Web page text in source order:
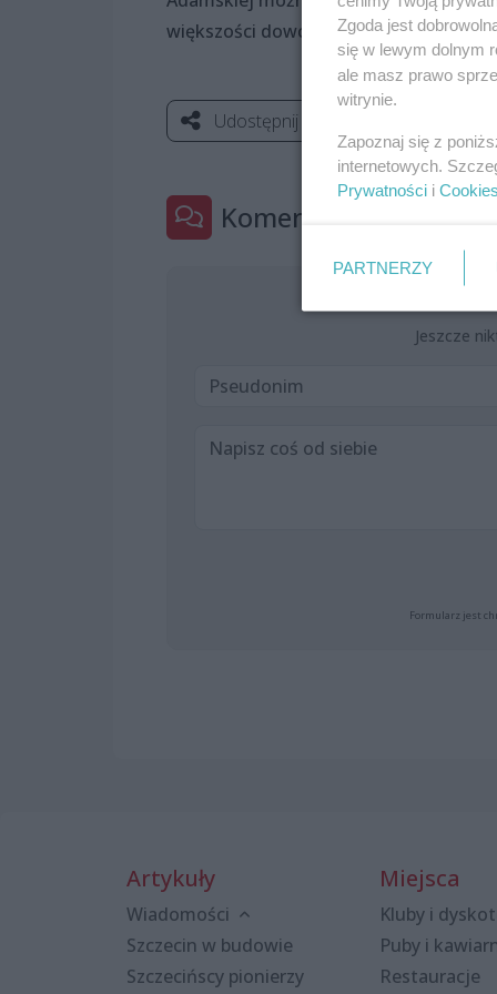
większości dowcipne monologi
Udostępnij
Komentarze
Jeszcze
Formularz jest
Artykuły
Wiadomości
Szczecin w budowie
Szczecińscy pionierzy
Miejsca
Kluby i
Puby i
Restauracje
Zgoda jest
się w lewym dolnym
ale masz prawo
witrynie.
Zapoznaj się z
internetowych.
Prywatności i Cookies
PARTNERZY